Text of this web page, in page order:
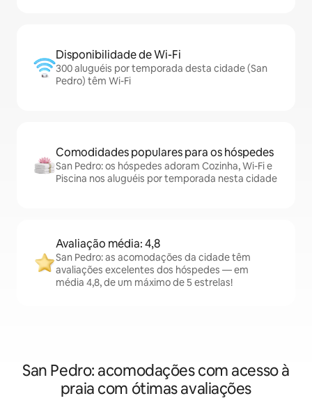
Disponibilidade de Wi-Fi
300 aluguéis por temporada desta cidade (San
Pedro) têm Wi-Fi
Comodidades populares para os hóspedes
San Pedro: os hóspedes adoram Cozinha, Wi-Fi e
Piscina nos aluguéis por temporada nesta cidade
Avaliação média: 4,8
San Pedro: as acomodações da cidade têm
avaliações excelentes dos hóspedes — em
média 4,8, de um máximo de 5 estrelas!
San Pedro: acomodações com acesso à
praia com ótimas avaliações